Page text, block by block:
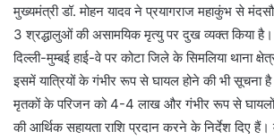
मुख्यमंत्री डॉ. मोहन यादव ने प्रयागराज महाकुंभ से
3 श्रद्धालुओं की असामयिक मृत्यु पर दुख व्यक्त किया
दिल्ली-मुम्बई हाई-वे पर कोटा जिले के सिमलिया थाना
इसमें यात्रियों के गंभीर रूप से घायल होने की भी सूचना
मृतकों के परिजन को 4-4 लाख और गंभीर रूप से
की आर्थिक सहायता राशि प्रदान करने के निर्देश दिए